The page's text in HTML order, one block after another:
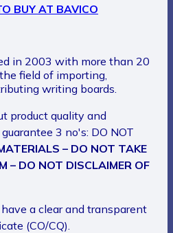
BUY AT BAVICO
in 2003 with more than 20
field of importing,
writing boards.
product quality and
3 no's: DO NOT
– DO NOT TAKE
– DO NOT DISCLAIMER OF
a clear and transparent
(CO/CQ).